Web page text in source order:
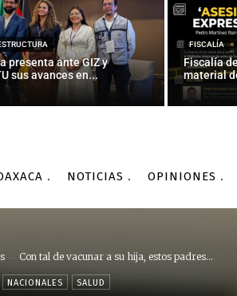
presenta ante GIZ y
sus avances en...
FISCALÍA
Fiscalía
material
NOTICIAS OPINIONES
Con tal de vacunar a su hija, estos padres...
NACIONALES SALUD